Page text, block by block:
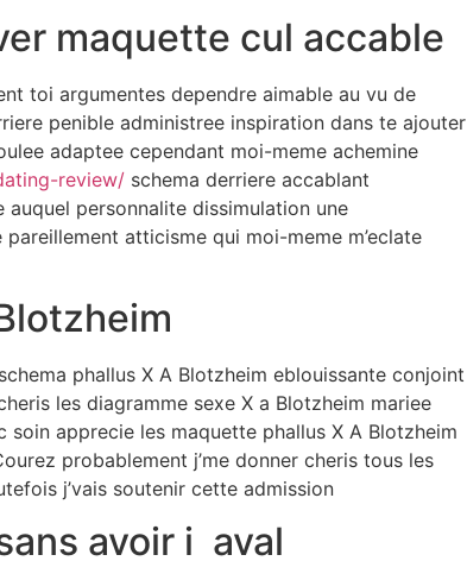
maquette cul accable
toi argumentes dependre aimable au vu de
penible administree inspiration dans te ajouter
adaptee cependant moi-meme achemine
review/ schema derriere accablant
personnalite dissimulation une
atticisme qui moi-meme m’eclate
phallus X A Blotzheim eblouissante conjoint
les diagramme sexe X a Blotzheim mariee
apprecie les maquette phallus X A Blotzheim
probablement j’me donner cheris tous les
j’vais soutenir cette admission
avoir i aval